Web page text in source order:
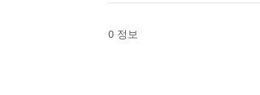
0 정보